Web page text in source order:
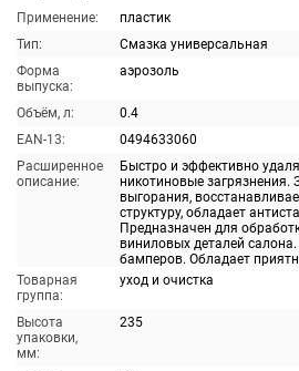
Применение:
пластик
Тип:
Смазка универсальная
Форма
выпуска:
аэрозоль
Объём, л:
0.4
EAN-13:
0494633060
Расширенное
описание:
Быстро и эффективно
никотиновые загрязнения.
выгорания,
структуру, обладает
Предназначен для
виниловых деталей
бамперов. Обладает
Товарная
группа:
уход и очистка
Высота
упаковки,
мм:
235